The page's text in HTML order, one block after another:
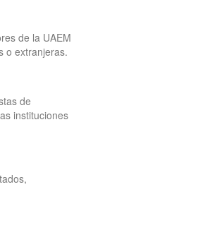
de la UAEM
o extranjeras.
de
instituciones